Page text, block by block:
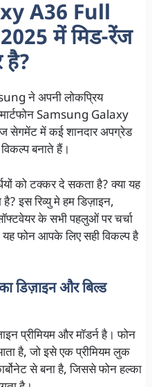
A36 Full
में मिड-रेंज
है?
ने अपनी लोकप्रिय
Samsung Galaxy
सेगमेंट में कई शानदार अपग्रेड
बनाते हैं।
को टक्कर दे सकता है? क्या यह
इस रिव्यु मे हम डिज़ाइन,
के सभी पहलुओं पर चर्चा
फोन आपके लिए सही विकल्प है
डिज़ाइन और बिल्ड
प्रीमियम और मॉडर्न है। फोन
है, जो इसे एक प्रीमियम लुक
से बना है, जिससे फोन हल्का